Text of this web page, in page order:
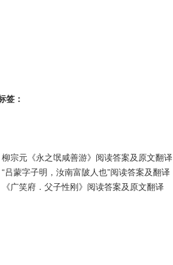
签：
柳宗元《永之氓咸善游》阅读答案及原文翻译
“吕蒙字子明，汝南富陂人也”阅读答案及翻译
《广笑府．父子性刚》阅读答案及原文翻译